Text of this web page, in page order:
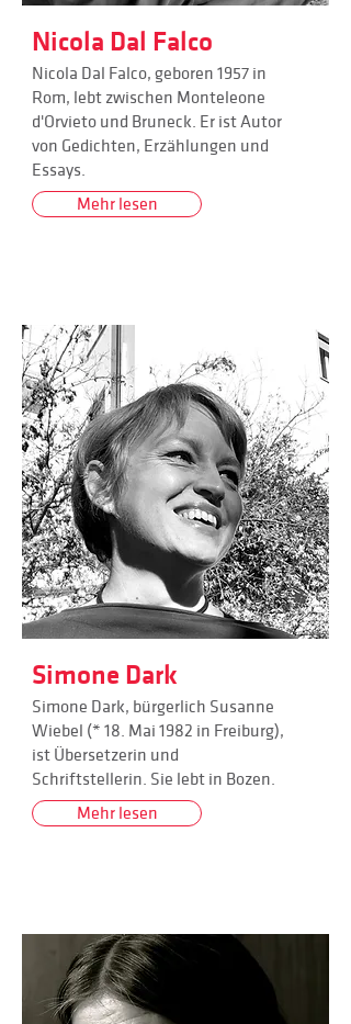
Nicola Dal Falco
Nicola Dal Falco, geboren 1957 in
Rom, lebt zwischen Monteleone
d'Orvieto und Bruneck. Er ist Autor
von Gedichten, Erzählungen und
Essays.
Mehr lesen
Simone Dark
Simone Dark, bürgerlich Susanne
Wiebel (* 18. Mai 1982 in Freiburg),
ist Übersetzerin und
Schriftstellerin. Sie lebt in Bozen.
Mehr lesen